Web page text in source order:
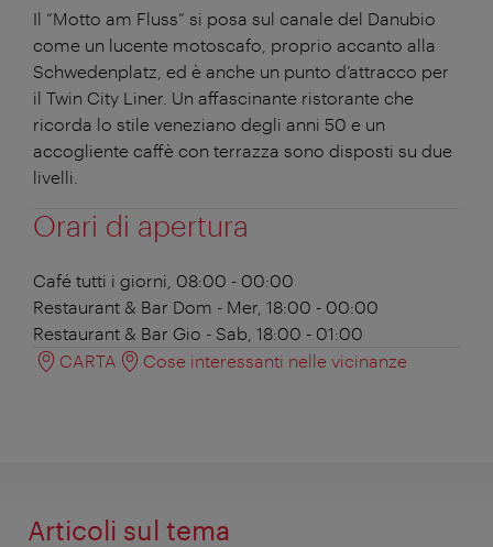
Il “Motto am Fluss” si posa sul canale del Danubio
come un lucente motoscafo, proprio accanto alla
Schwedenplatz, ed è anche un punto d’attracco per
il Twin City Liner. Un affascinante ristorante che
ricorda lo stile veneziano degli anni 50 e un
accogliente caffè con terrazza sono disposti su due
livelli.
Orari di apertura
Café tutti i giorni, 08:00 - 00:00
Restaurant & Bar Dom - Mer, 18:00 - 00:00
Restaurant & Bar Gio - Sab, 18:00 - 01:00
CARTA
Cose interessanti nelle vicinanze
Articoli sul tema